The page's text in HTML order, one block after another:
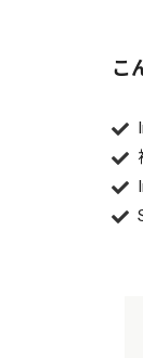
こ